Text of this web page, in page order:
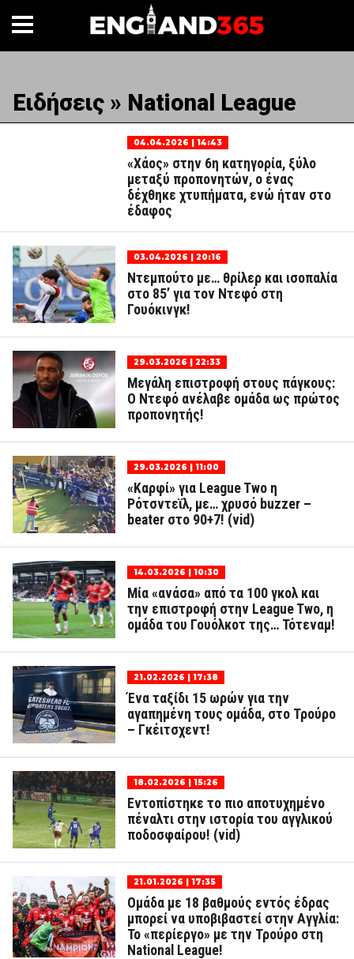
Ειδήσεις » National League
04.04.2026 | 14:43
«Χάος» στην 6η κατηγορία, ξύλο
μεταξύ προπονητών, ο ένας
δέχθηκε χτυπήματα, ενώ ήταν στο
έδαφος
03.04.2026 | 20:16
Ντεμπούτο με… θρίλερ και ισοπαλία
στο 85’ για τον Ντεφό στη
Γουόκινγκ!
29.03.2026 | 22:33
Μεγάλη επιστροφή στους πάγκους:
Ο Ντεφό ανέλαβε ομάδα ως πρώτος
προπονητής!
29.03.2026 | 11:00
«Καρφί» για League Two η
Ρότσντεϊλ, με… χρυσό buzzer –
beater στο 90+7! (vid)
14.03.2026 | 10:30
Μία «ανάσα» από τα 100 γκολ και
την επιστροφή στην League Two, η
ομάδα του Γουόλκοτ της… Τότεναμ!
21.02.2026 | 17:38
Ένα ταξίδι 15 ωρών για την
αγαπημένη τους ομάδα, στο Τρούρο
– Γκέιτσχεντ!
18.02.2026 | 15:26
Εντοπίστηκε το πιο αποτυχημένο
πέναλτι στην ιστορία του αγγλικού
ποδοσφαίρου! (vid)
21.01.2026 | 17:35
Ομάδα με 18 βαθμούς εντός έδρας
μπορεί να υποβιβαστεί στην Αγγλία:
Το «περίεργο» με την Τρούρο στη
National League!